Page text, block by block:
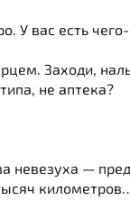
У вас есть
Заходи,
не аптека?
невезуха —